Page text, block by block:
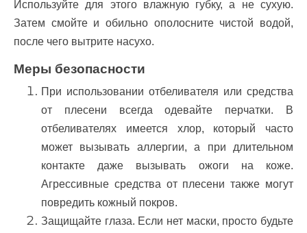
Используйте для этого влажную губку, а не сухую.
Затем смойте и обильно ополосните чистой водой,
после чего вытрите насухо.
Меры безопасности
При использовании отбеливателя или средства
от плесени всегда одевайте перчатки. В
отбеливателях имеется хлор, который часто
может вызывать аллергии, а при длительном
контакте даже вызывать ожоги на коже.
Агрессивные средства от плесени также могут
повредить кожный покров.
Защищайте глаза. Если нет маски, просто будьте